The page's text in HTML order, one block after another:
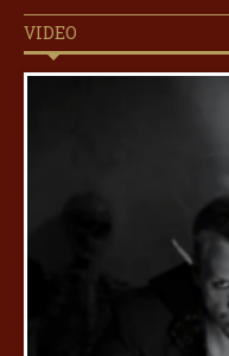
VIDEO